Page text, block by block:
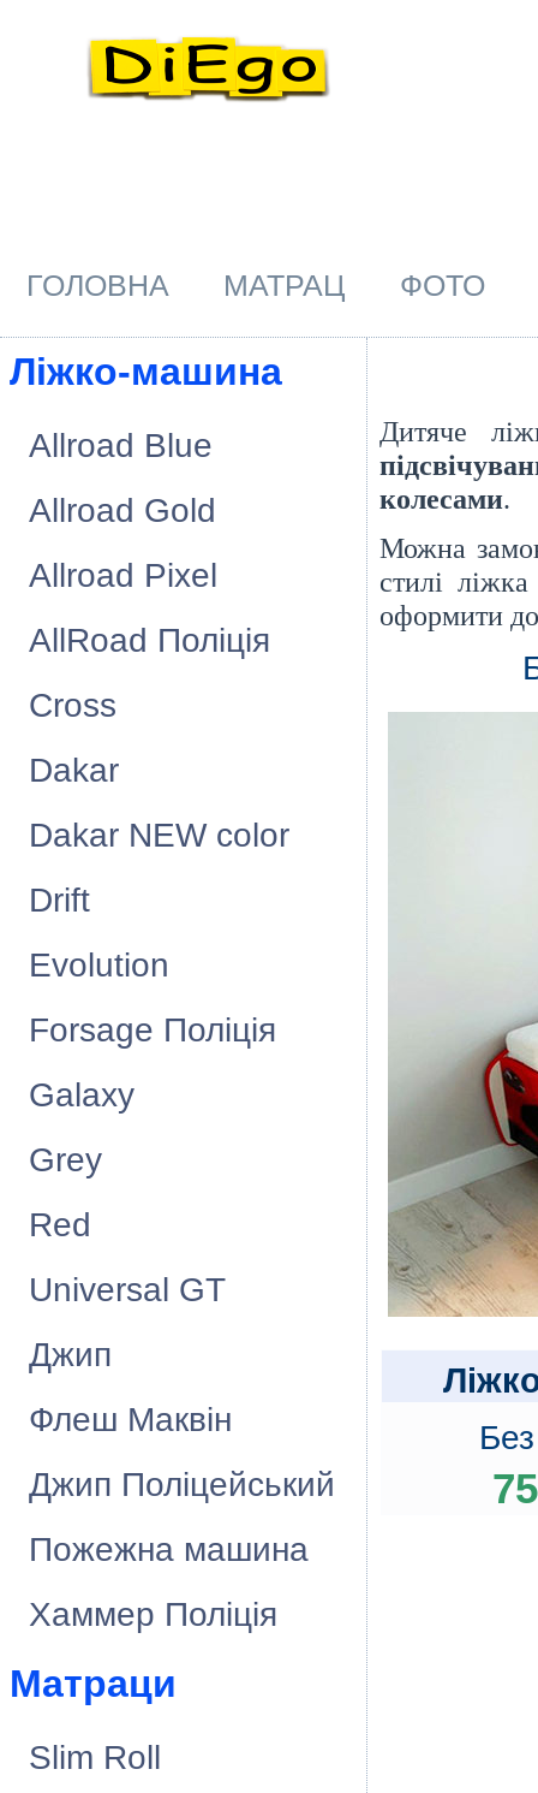
ГОЛОВНА МАТРАЦ ФОТО
Лiжко-машина
Allroad Blue
Allroad Gold
Allroad Pixel
AllRoad Полiцiя
Cross
Dakar
Dakar NEW color
Drift
Evolution
Forsage Полiцiя
Galaxy
Grey
Red
Universal GT
Джип
Флеш Маквiн
Джип Поліцейський
Пожежна машина
Хаммер Поліція
Матраци
Slim Roll
Дитяче
колесами.
Можна
стилі
оформити